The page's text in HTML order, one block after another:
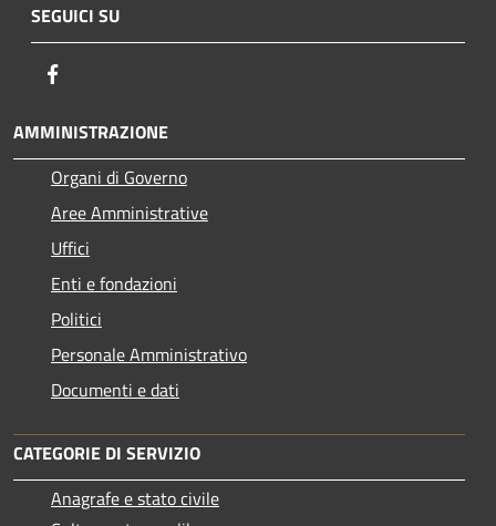
SEGUICI SU
AMMINISTRAZIONE
Organi di Governo
Aree Amministrative
Uffici
Enti e fondazioni
Politici
Personale Amministrativo
Documenti e dati
CATEGORIE DI SERVIZIO
Anagrafe e stato civile